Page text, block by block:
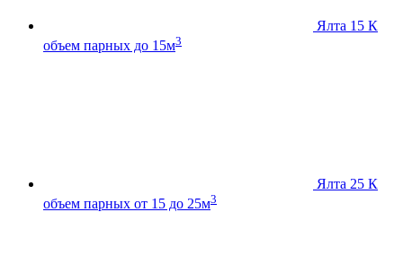
Ялта 15 К
объем парных до 15м3
Ялта 25 К
объем парных от 15 до 25м3